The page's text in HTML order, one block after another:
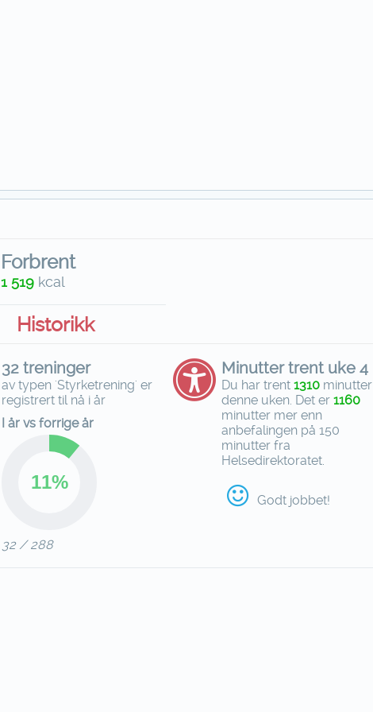
Forbrent
1 519 kcal
Historikk
32 treninger
av typen 'Styrketrening' er
registrert til nå i år
I år vs forrige år
32 / 288
Minutter trent uke 4
Du har trent1310 minutter
denne uken. Det er1160
minutter mer enn
anbefalingen på 150
minutter fra
Helsedirektoratet.
Godt jobbet!